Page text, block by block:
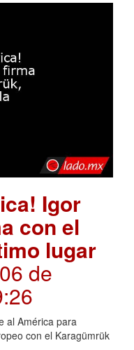
Igor
con el
lugar
de
al América para
con el Karagümrük